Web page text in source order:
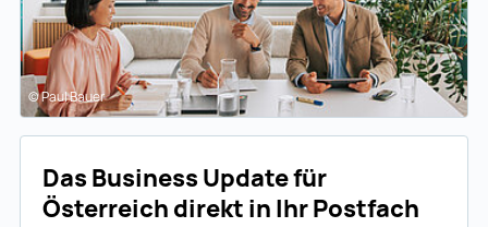
© Paul Bauer
Das Business Update für
Österreich direkt in Ihr Postfach